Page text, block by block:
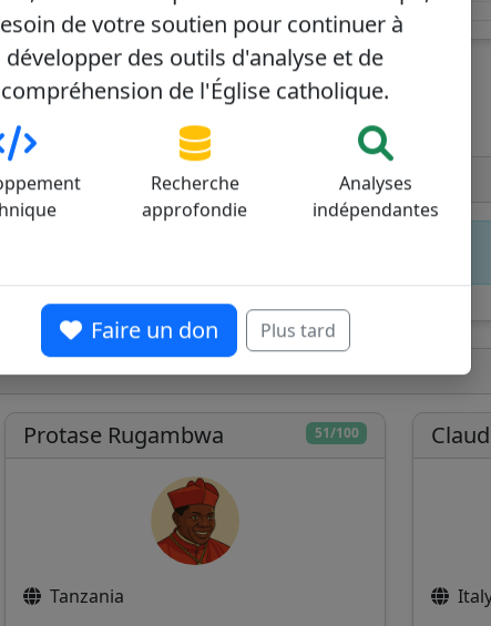
51/100
Protase Rugambwa
Tanzania
de votre soutien pour continuer à
développer des outils d'analyse et de
compréhension de l'Église catholique.
Recherche
approfondie
Analyses
indépendantes
Faire un don Plus tard